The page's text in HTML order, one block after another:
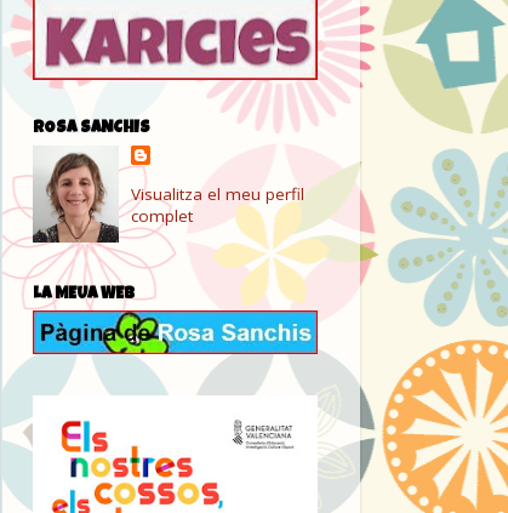
ROSA SANCHIS
Visualitza el meu perfil
complet
LA MEUA WEB